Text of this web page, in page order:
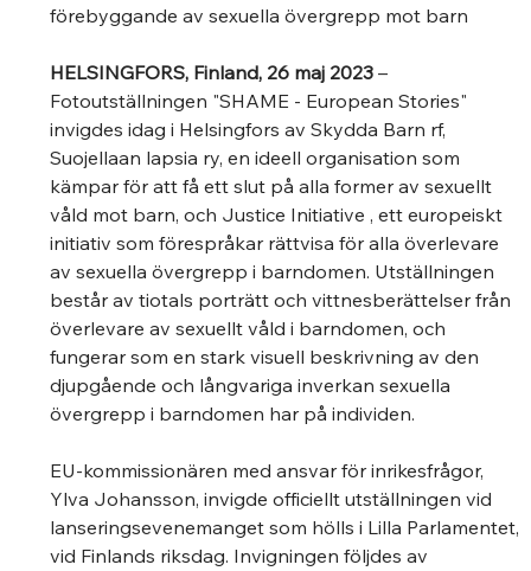
förebyggande av sexuella övergrepp mot barn
HELSINGFORS, Finland, 26 maj 2023 –
Fotoutställningen "SHAME - European Stories"
invigdes idag i Helsingfors av Skydda Barn rf,
Suojellaan lapsia ry, en ideell organisation som
kämpar för att få ett slut på alla former av sexuellt
våld mot barn, och Justice Initiative , ett europeiskt
initiativ som förespråkar rättvisa för alla överlevare
av sexuella övergrepp i barndomen. Utställningen
består av tiotals porträtt och vittnesberättelser från
överlevare av sexuellt våld i barndomen, och
fungerar som en stark visuell beskrivning av den
djupgående och långvariga inverkan sexuella
övergrepp i barndomen har på individen.
EU-kommissionären med ansvar för inrikesfrågor,
Ylva Johansson, invigde officiellt utställningen vid
lanseringsevenemanget som hölls i Lilla Parlamentet,
vid Finlands riksdag. Invigningen följdes av